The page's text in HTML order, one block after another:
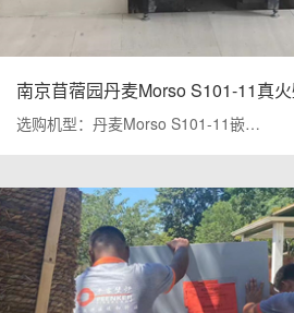
南京苜蓿园丹麦Morso S101-11真
选购机型：丹麦Morso S101-11嵌…